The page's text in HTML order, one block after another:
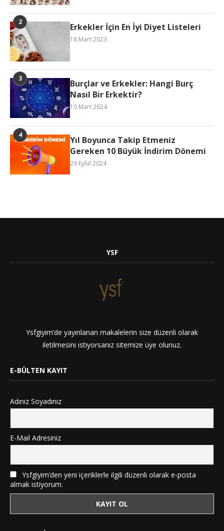
Erkekler İçin En İyi Diyet Listeleri
18 Mart 2023
Burçlar ve Erkekler: Hangi Burç
Nasıl Bir Erkektir?
10 Mart 2024
Yıl Boyunca Takip Etmeniz
Gereken 10 Büyük İndirim Dönemi
29 Eylül 2024
YSF
Ysfgiyim’de yayınlanan makalelerin size düzenli olarak
iletilmesini istiyorsanız sitemize üye olunuz.
E-BÜLTEN KAYIT
Adınız Soyadınız
E-Mail Adresiniz
Ysfgiyim’den yeni içeriklerle ilgili düzenli olarak e-posta
almak istiyorum.